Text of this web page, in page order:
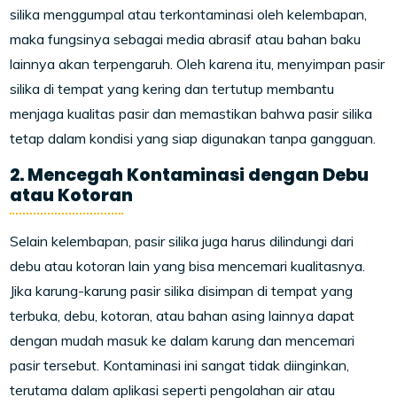
silika menggumpal atau terkontaminasi oleh kelembapan,
maka fungsinya sebagai media abrasif atau bahan baku
lainnya akan terpengaruh. Oleh karena itu, menyimpan pasir
silika di tempat yang kering dan tertutup membantu
menjaga kualitas pasir dan memastikan bahwa pasir silika
tetap dalam kondisi yang siap digunakan tanpa gangguan.
2. Mencegah Kontaminasi dengan Debu
atau Kotoran
Selain kelembapan, pasir silika juga harus dilindungi dari
debu atau kotoran lain yang bisa mencemari kualitasnya.
Jika karung-karung pasir silika disimpan di tempat yang
terbuka, debu, kotoran, atau bahan asing lainnya dapat
dengan mudah masuk ke dalam karung dan mencemari
pasir tersebut. Kontaminasi ini sangat tidak diinginkan,
terutama dalam aplikasi seperti pengolahan air atau